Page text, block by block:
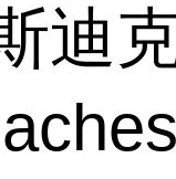
迪